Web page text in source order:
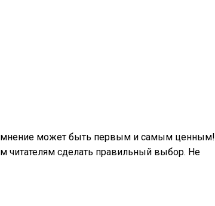
может быть первым и самым ценным!
читателям сделать правильный выбор. Не